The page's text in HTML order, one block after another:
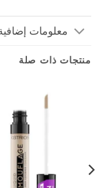
معلومات
منتجات ذات صلة